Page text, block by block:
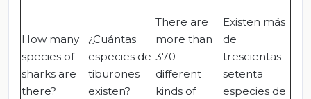
How many
species of
sharks are
there?
¿Cuántas
especies de
tiburones
existen?
There are
more than
370
different
kinds of
Existen más
de
trescientas
setenta
especies de